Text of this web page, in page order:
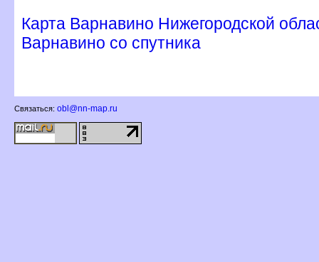
Карта Варнавино Нижегородской
арнавино со спутника
Связаться: obl@nn-map.ru